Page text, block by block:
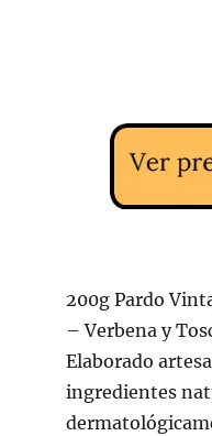
200g Pardo
– Verbena y
Elaborado
ingredientes